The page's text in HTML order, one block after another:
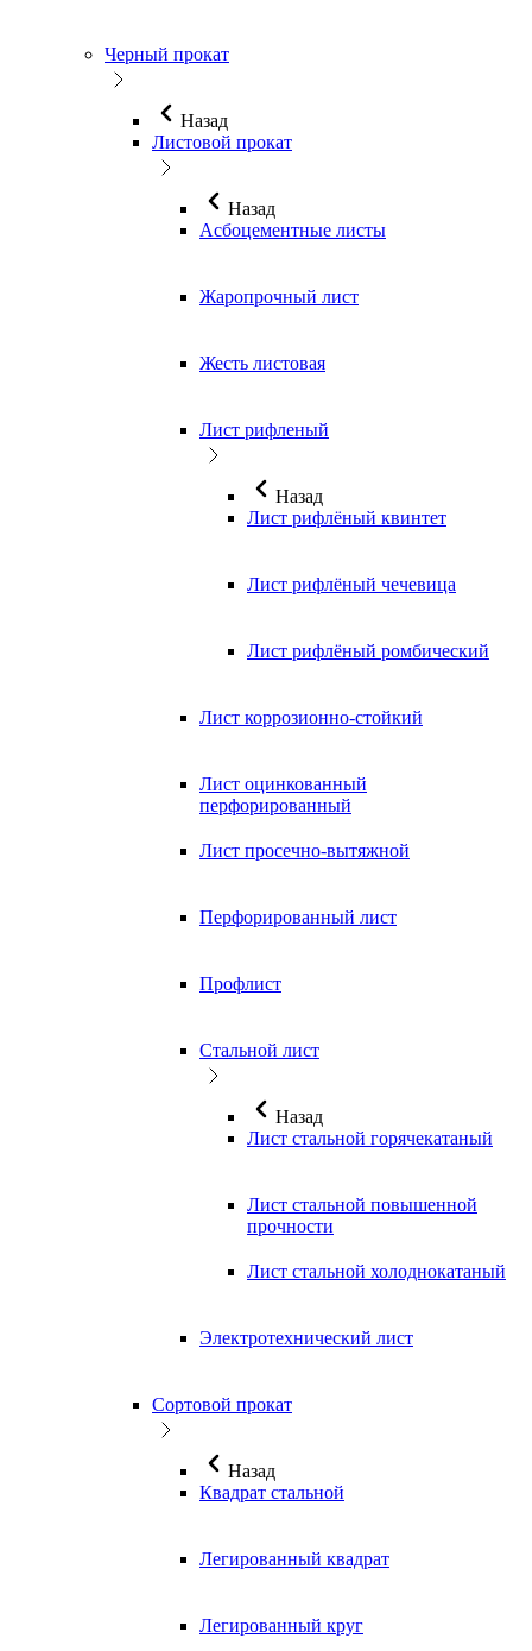
Черный прокат
Назад
Листовой прокат
Назад
Асбоцементные листы
Жаропрочный лист
Жесть листовая
Лист рифленый
Назад
Лист рифлёный квинтет
Лист рифлёный чечевица
Лист рифлёный ромбический
Лист коррозионно-стойкий
Лист оцинкованный
перфорированный
Лист просечно-вытяжной
Перфорированный лист
Профлист
Стальной лист
Назад
Лист стальной горячекатаный
Лист стальной повышенной
прочности
Лист стальной холоднокатаный
Электротехнический лист
Сортовой прокат
Назад
Квадрат стальной
Легированный квадрат
Легированный круг